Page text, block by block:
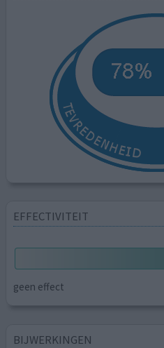
EFFECTIVITEIT
geen effect
BIJWERKINGEN